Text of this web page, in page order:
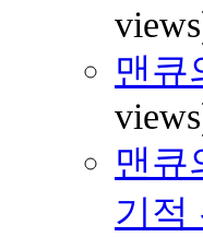
맨큐
맨큐
기적